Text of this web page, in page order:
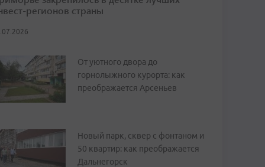
регионов страны
От уютного двора до
горнолыжного курорта: как
преображается Арсеньев
Новый парк, сквер с фонтаном и
50 квартир: как преображается
Дальнегорск